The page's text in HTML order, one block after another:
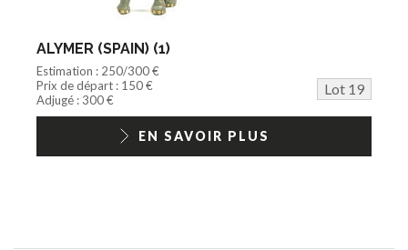
ALYMER (SPAIN) (1)
Estimation : 250/300 €
Prix de départ : 150 €
Lot 19
Adjugé : 300 €
EN SAVOIR PLUS